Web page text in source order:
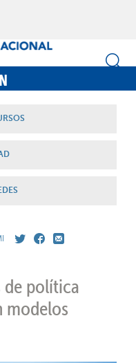
de política
modelos